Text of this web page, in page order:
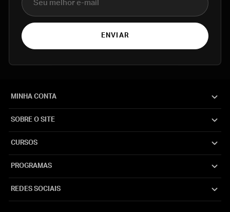
ENVIAR
MINHA CONTA
SOBRE O SITE
CURSOS
PROGRAMAS
REDES SOCIAIS